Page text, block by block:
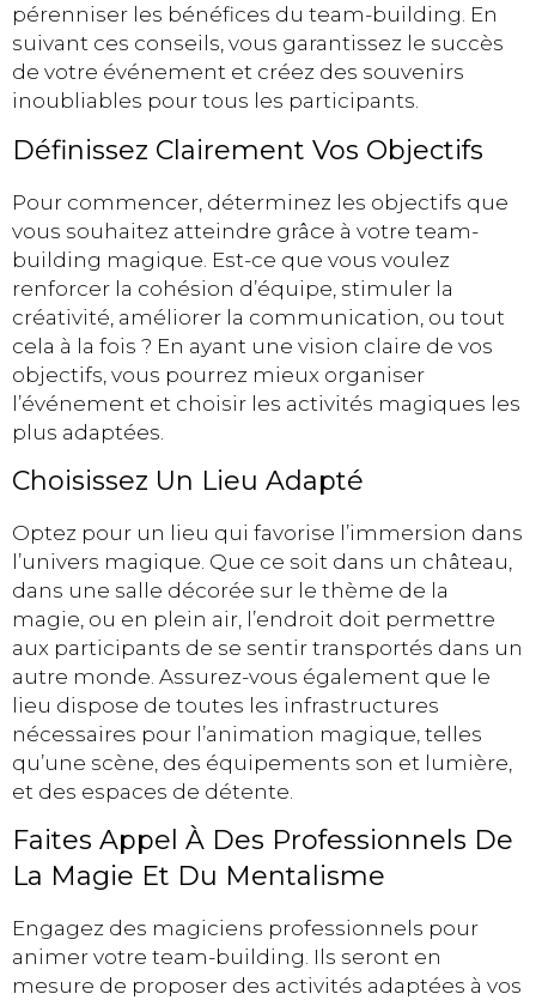
pérenniser les bénéfices du team-building. En
suivant ces conseils, vous garantissez le succès
de votre événement et créez des souvenirs
inoubliables pour tous les participants.
Définissez Clairement Vos Objectifs
Pour commencer, déterminez les objectifs que
vous souhaitez atteindre grâce à votre team-
building magique. Est-ce que vous voulez
renforcer la cohésion d’équipe, stimuler la
créativité, améliorer la communication, ou tout
cela à la fois ? En ayant une vision claire de vos
objectifs, vous pourrez mieux organiser
l’événement et choisir les activités magiques les
plus adaptées.
Choisissez Un Lieu Adapté
Optez pour un lieu qui favorise l’immersion dans
l’univers magique. Que ce soit dans un château,
dans une salle décorée sur le thème de la
magie, ou en plein air, l’endroit doit permettre
aux participants de se sentir transportés dans un
autre monde. Assurez-vous également que le
lieu dispose de toutes les infrastructures
nécessaires pour l’animation magique, telles
qu’une scène, des équipements son et lumière,
et des espaces de détente.
Faites Appel À Des Professionnels De
La Magie Et Du Mentalisme
Engagez des magiciens professionnels pour
animer votre team-building. Ils seront en
mesure de proposer des activités adaptées à vos